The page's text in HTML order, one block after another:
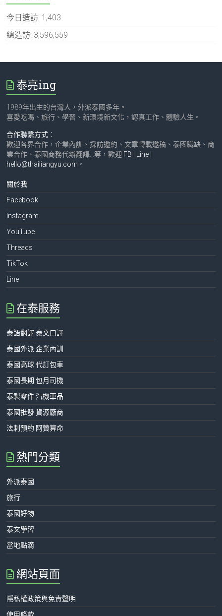
今日造訪: 1,403
總造訪: 3,596,559
泰亮ing
1989年出生的台灣人，外派泰國多年。
喜愛吃喝、旅行、學習、新環境新文化，認真工作、體驗人生。
合作聯繫方式 ：
歡迎各界合作，企業內訓、採訪邀約、文章轉載邀稿、泰國職缺、商
業合作、泰國商務代辦翻譯…等，歡迎 FB Line
hello@thailiangyu.com 。
關於我
Facebook
Instagram
YouTube
Threads
TikTok
Line
在泰服務
泰語翻譯 泰文口譯
泰國外派 企業內訓
泰國高球 代訂包車
泰國長期 包月司機
泰製零件 汽機車品
泰國批發 貨源廠商
法刺預約 阿贊算命
熱門分類
外派泰國
旅行
泰國好物
泰文學習
當地點滴
網站頁面
隱私權政策與免責聲明